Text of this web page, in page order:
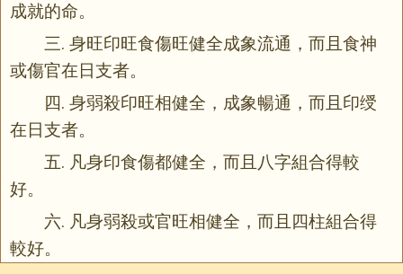
成就的命。
三. 身旺印旺食傷旺健全成象流通，而且食神
或傷官在日支者。
四. 身弱殺印旺相健全，成象暢通，而且印绶
在日支者。
五. 凡身印食傷都健全，而且八字組合得較
好。
六. 凡身弱殺或官旺相健全，而且四柱組合得
較好。